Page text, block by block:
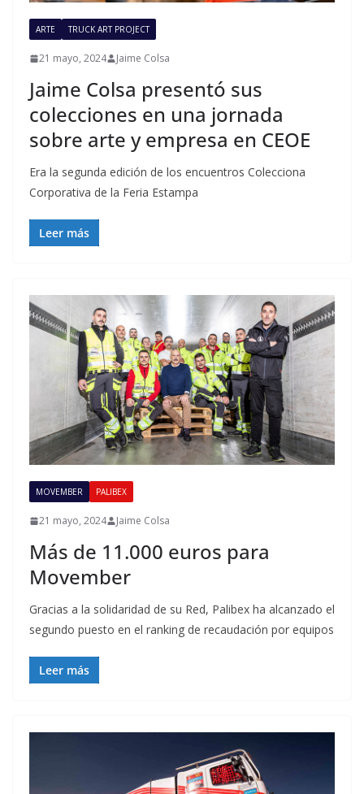
ARTE TRUCK ART PROJECT
21 mayo, 2024 Jaime Colsa
Jaime Colsa presentó sus
colecciones en una jornada
sobre arte y empresa en CEOE
Era la segunda edición de los encuentros Colecciona
Corporativa de la Feria Estampa
Leer más
MOVEMBER PALIBEX
21 mayo, 2024 Jaime Colsa
Más de 11.000 euros para
Movember
Gracias a la solidaridad de su Red, Palibex ha alcanzado el
segundo puesto en el ranking de recaudación por equipos
Leer más